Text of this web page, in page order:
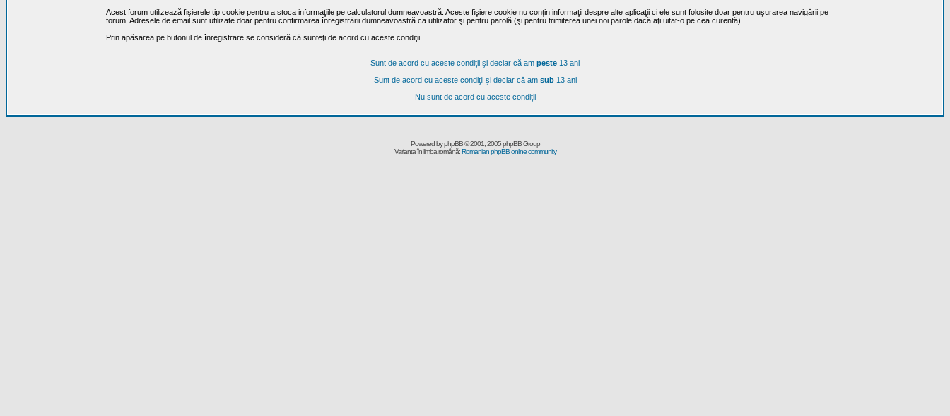
Acest forum utilizează fişierele tip cookie pentru a stoca informaţiile pe calculatorul dumneavoastră. Aceste fişiere cookie nu conţin informaţii despre alte aplicaţii ci ele sunt folosite doar pentru uşurarea navigării pe
forum. Adresele de email sunt utilizate doar pentru confirmarea înregistrării dumneavoastră ca utilizator şi pentru parolă (şi pentru trimiterea unei noi parole dacă aţi uitat-o pe cea curentă).
Prin apăsarea pe butonul de înregistrare se consideră că sunteţi de acord cu aceste condiţii.
Sunt de acord cu aceste condiţii şi declar că am peste 13 ani
Sunt de acord cu aceste condiţii şi declar că am sub13 ani
Nu sunt de acord cu aceste condiţii
Powered byphpBB© 2001, 2005 phpBB Group
Varianta în limba română:Romanian phpBB online community